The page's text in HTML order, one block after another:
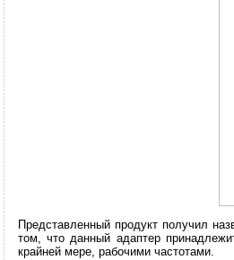
Представленный продукт получил
том, что данный адаптер
крайней мере, рабочими частотами.